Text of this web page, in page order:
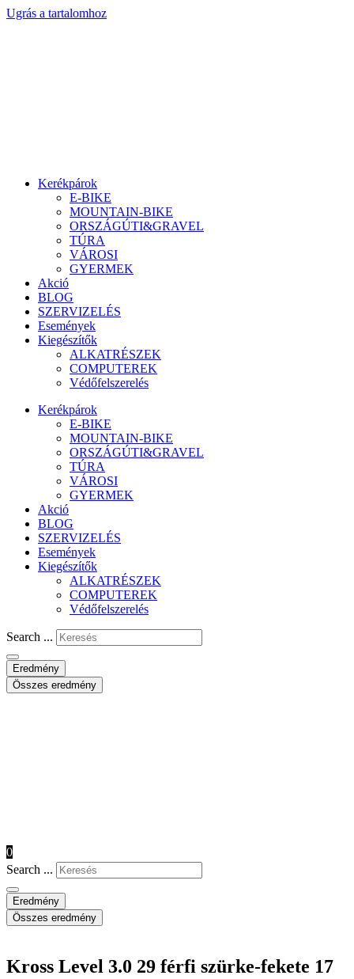
Ugrás a tartalomhoz
Kerékpárok
E-BIKE
MOUNTAIN-BIKE
ORSZÁGÚTI&GRAVEL
TÚRA
VÁROSI
GYERMEK
Akció
BLOG
SZERVIZELÉS
Események
Kiegészítők
ALKATRÉSZEK
COMPUTEREK
Védőfelszerelés
Kerékpárok
E-BIKE
MOUNTAIN-BIKE
ORSZÁGÚTI&GRAVEL
TÚRA
VÁROSI
GYERMEK
Akció
BLOG
SZERVIZELÉS
Események
Kiegészítők
ALKATRÉSZEK
COMPUTEREK
Védőfelszerelés
Search ...
Eredmény
Összes eredmény
0
Search ...
Eredmény
Összes eredmény
Kross Level 3.0 29 férfi szürke-fekete 17